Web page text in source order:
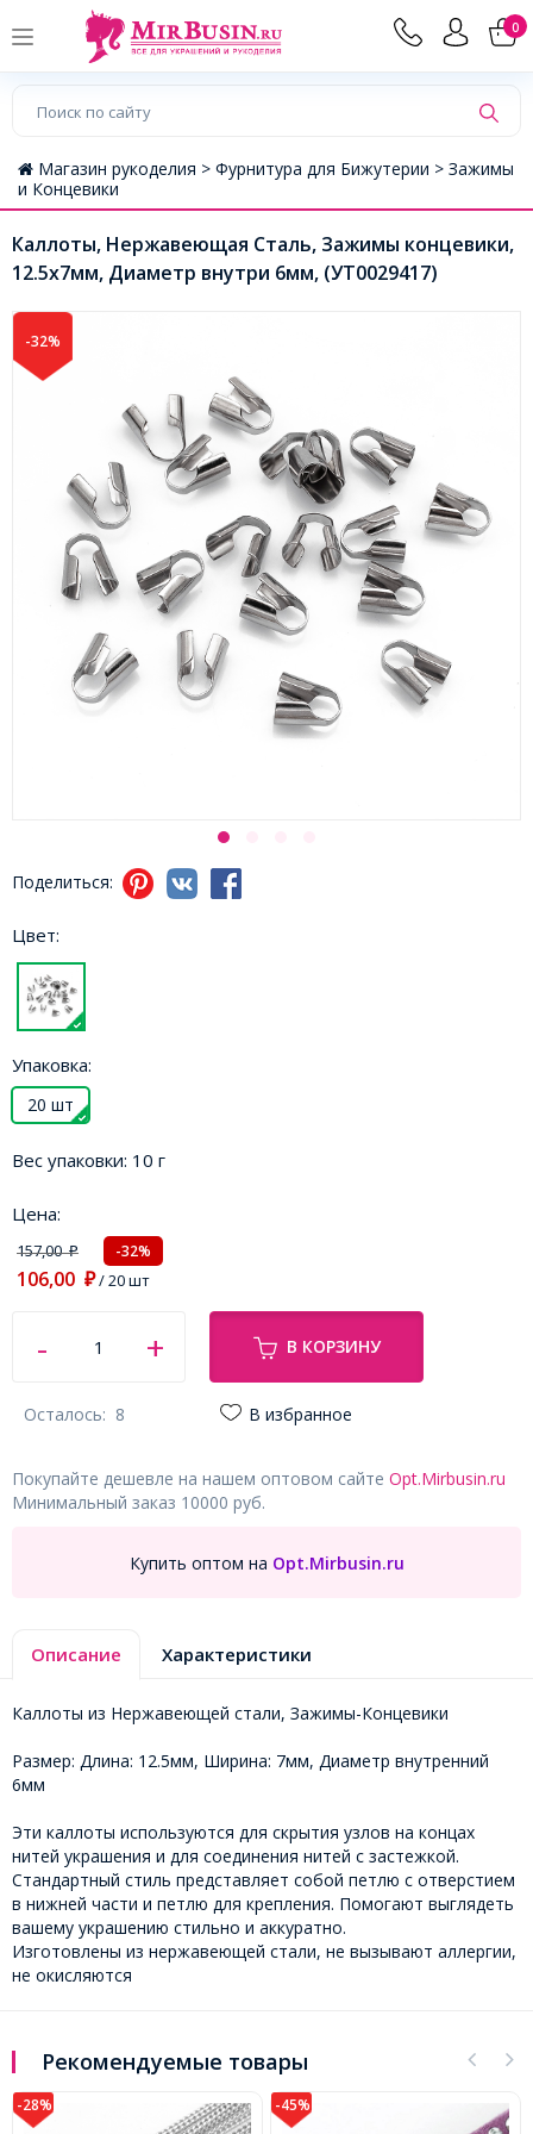
0
Магазин рукоделия > Фурнитура для Бижутерии > Зажимы
и Концевики
Каллоты, Нержавеющая Сталь, Зажимы концевики,
12.5х7мм, Диаметр внутри 6мм, (УТ0029417)
-32%
Поделиться:
Цвет:
Упаковка:
20 шт
Вес упаковки: 10 г
Цена:
157,00₽ -32%
106,00 ₽/ 20 шт
В КОРЗИНУ
Осталось: 8 В избранное
Покупайте дешевле на нашем оптовом сайте Opt.Mirbusin.ru
Минимальный заказ 10000 руб.
Купить оптом на Opt.Mirbusin.ru
Описание Характеристики
Каллоты из Нержавеющей стали, Зажимы-Концевики
Размер: Длина: 12.5мм, Ширина: 7мм, Диаметр внутренний
6мм
Эти каллоты используются для скрытия узлов на концах
нитей украшения и для соединения нитей с застежкой.
Стандартный стиль представляет собой петлю с отверстием
в нижней части и петлю для крепления. Помогают выглядеть
вашему украшению стильно и аккуратно.
Изготовлены из нержавеющей стали, не вызывают аллергии,
не окисляются
Рекомендуемые товары